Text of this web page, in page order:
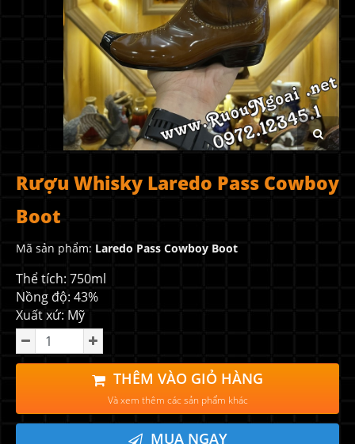
Rượu Whisky Laredo Pass Cowboy
Boot
Mã sản phẩm: Laredo Pass Cowboy Boot
Thể tích: 750ml
Nồng độ: 43%
Xuất xứ: Mỹ
THÊM VÀO GIỎ HÀNG
Và xem thêm các sản phẩm khác
MUA NGAY